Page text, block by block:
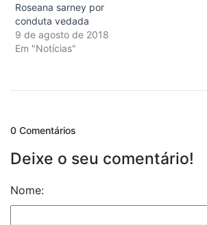
Roseana sarney por
conduta vedada
9 de agosto de 2018
Em "Notícias"
0 Comentários
Deixe o seu comentário!
Nome: